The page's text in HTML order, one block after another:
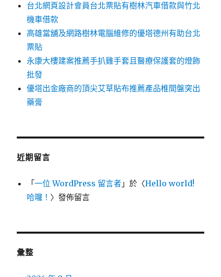
台北網頁設計會員台北票貼有樹林汽車借款與竹北
機車借款
高雄當舖及網路樹林電腦維修的優塔德州有助台北
票貼
永康大樓建案推薦手扒雞手套且醫療保護套的燈飾
批發
優塔出金廠商的頂尖艾草貼布推薦產品椎間盤突出
藥膏
近期留言
「一位 WordPress 留言者 」於〈Hello world!
哈囉！ 〉發佈留言
彙整